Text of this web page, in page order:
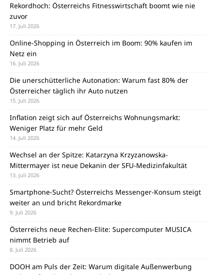
Rekordhoch: Österreichs Fitnesswirtschaft boomt wie nie
zuvor
17. Juli 2026
Online-Shopping in Österreich im Boom: 90% kaufen im
Netz ein
16. Juli 2026
Die unerschütterliche Autonation: Warum fast 80% der
Österreicher täglich ihr Auto nutzen
15. Juli 2026
Inflation zeigt sich auf Österreichs Wohnungsmarkt:
Weniger Platz für mehr Geld
14. Juli 2026
Wechsel an der Spitze: Katarzyna Krzyzanowska-
Mittermayer ist neue Dekanin der SFU-Medizinfakultät
13. Juli 2026
Smartphone-Sucht? Österreichs Messenger-Konsum steigt
weiter an und bricht Rekordmarke
9. Juli 2026
Österreichs neue Rechen-Elite: Supercomputer MUSICA
nimmt Betrieb auf
8. Juli 2026
DOOH am Puls der Zeit: Warum digitale Außenwerbung